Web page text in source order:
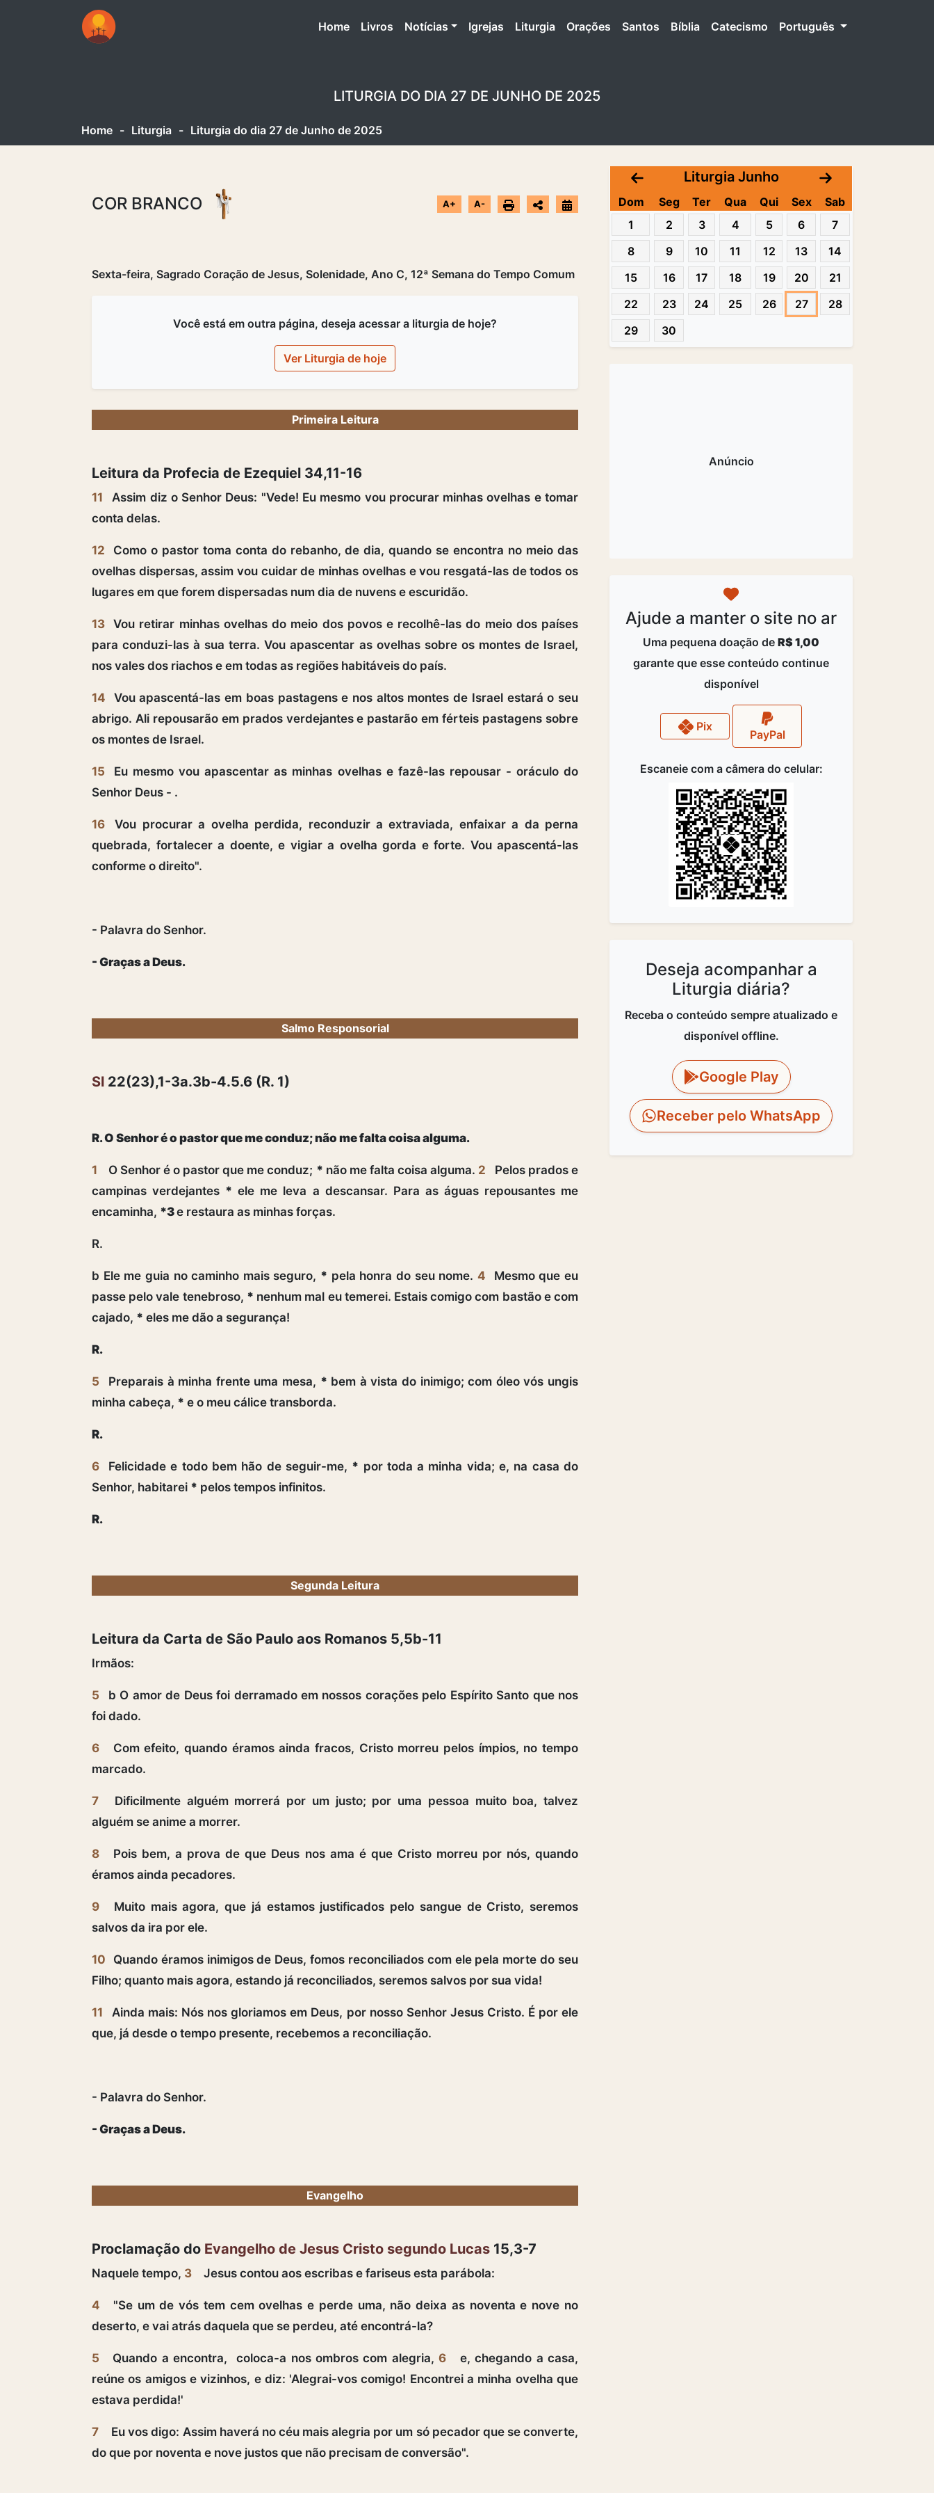
Home(atual)
Livros Notícias Igrejas Liturgia Orações Santos Bíblia Catecismo Português
LITURGIA DO DIA 27 DE JUNHO DE 2025
Home - Liturgia - Liturgia do dia 27 de Junho de 2025
COR BRANCO A+ A-
Sexta-feira, Sagrado Coração de Jesus, Solenidade, Ano C, 12ª Semana do Tempo Comum
Você está em outra página, deseja acessar a liturgia de hoje?
Ver Liturgia de hoje
Primeira Leitura
Leitura da Profecia de Ezequiel 34,11-16
11
Assim diz o Senhor Deus: "Vede! Eu mesmo vou procurar minhas ovelhas e tomar
conta delas.
12
Como o pastor toma conta do rebanho, de dia, quando se encontra no meio das
ovelhas dispersas, assim vou cuidar de minhas ovelhas e vou resgatá-las de todos os
lugares em que forem dispersadas num dia de nuvens e escuridão.
13 Vou retirar minhas ovelhas do meio dos povos e recolhê-las do meio dos países
para conduzi-las à sua terra. Vou apascentar as ovelhas sobre os montes de Israel,
nos vales dos riachos e em todas as regiões habitáveis do país.
14
Vou apascentá-las em boas pastagens e nos altos montes de Israel estará o seu
abrigo. Ali repousarão em prados verdejantes e pastarão em férteis pastagens sobre
os montes de Israel.
15
Eu mesmo vou apascentar as minhas ovelhas e fazê-las repousar - oráculo do
Senhor Deus - .
16
Vou procurar a ovelha perdida, reconduzir a extraviada, enfaixar a da perna
quebrada, fortalecer a doente, e vigiar a ovelha gorda e forte. Vou apascentá-las
conforme o direito".
- Palavra do Senhor.
- Graças a Deus.
Salmo Responsorial
Sl 22(23),1-3a.3b-4.5.6 (R. 1)
R. O Senhor é o pastor que me conduz; não me falta coisa alguma.
1 O Senhor é o pastor que me conduz; * não me falta coisa alguma. 2
Pelos prados e
campinas verdejantes * ele me leva a descansar. Para as águas repousantes me
encaminha, *3e restaura as minhas forças.
R.
b Ele me guia no caminho mais seguro, * pela honra do seu nome. 4
Mesmo que eu
passe pelo vale tenebroso, * nenhum mal eu temerei. Estais comigo com bastão e com
cajado, * eles me dão a segurança!
R.
5 Preparais à minha frente uma mesa, * bem à vista do inimigo; com óleo vós ungis
minha cabeça, * e o meu cálice transborda.
R.
6 Felicidade e todo bem hão de seguir-me, * por toda a minha vida; e, na casa do
Senhor, habitarei * pelos tempos infinitos.
R.
Segunda Leitura
Leitura da Carta de São Paulo aos Romanos 5,5b-11
Irmãos:
5
b O amor de Deus foi derramado em nossos corações pelo Espírito Santo que nos
foi dado.
6
Com efeito, quando éramos ainda fracos, Cristo morreu pelos ímpios, no tempo
marcado.
7
Dificilmente alguém morrerá por um justo; por uma pessoa muito boa, talvez
alguém se anime a morrer.
8
Pois bem, a prova de que Deus nos ama é que Cristo morreu por nós, quando
éramos ainda pecadores.
9
Muito mais agora, que já estamos justificados pelo sangue de Cristo, seremos
salvos da ira por ele.
10
Quando éramos inimigos de Deus, fomos reconciliados com ele pela morte do seu
Filho; quanto mais agora, estando já reconciliados, seremos salvos por sua vida!
11
Ainda mais: Nós nos gloriamos em Deus, por nosso Senhor Jesus Cristo. É por ele
que, já desde o tempo presente, recebemos a reconciliação.
- Palavra do Senhor.
- Graças a Deus.
Evangelho
Proclamação do Evangelho de Jesus Cristo segundo Lucas 15,3-7
Naquele tempo, 3 Jesus contou aos escribas e fariseus esta parábola:
4
"Se um de vós tem cem ovelhas e perde uma, não deixa as noventa e nove no
deserto, e vai atrás daquela que se perdeu, até encontrá-la?
5 Quando a encontra, coloca-a nos ombros com alegria,6
e, chegando a casa,
reúne os amigos e vizinhos, e diz: 'Alegrai-vos comigo! Encontrei a minha ovelha que
estava perdida!'
7
Eu vos digo: Assim haverá no céu mais alegria por um só pecador que se converte,
do que por noventa e nove justos que não precisam de conversão".
Liturgia Junho
Dom Seg Ter Qua Qui Sex
Sab
1
2 3 4 5 6
7
8
9 10 11 12 13
14
15
16 17 18 19 20
21
22
23 24 25 26 27
28
29
30
Ajude a manter o site no ar
Uma pequena doação de R$ 1,00
garante que esse conteúdo continue
disponível
Pix
PayPal
Escaneie com a câmera do celular:
Deseja acompanhar a
Liturgia diária?
Receba o conteúdo sempre atualizado e
disponível offline.
Google Play
Receber pelo WhatsApp